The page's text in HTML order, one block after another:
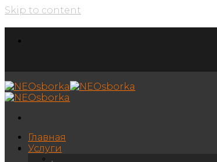
Skip to content
Главная
Услуги